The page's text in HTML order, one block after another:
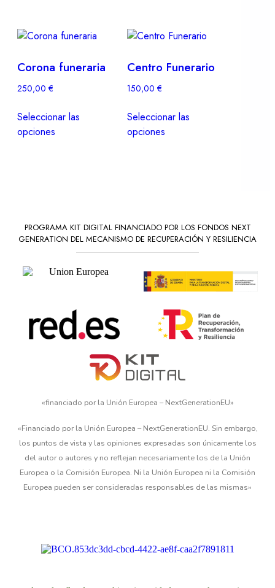
Corona funeraria
250,00 €
Seleccionar las
opciones
Centro Funerario
150,00 €
Seleccionar las
opciones
PROGRAMA KIT DIGITAL FINANCIADO POR LOS FONDOS NEXT
GENERATION DEL MECANISMO DE RECUPERACIÓN Y RESILIENCIA
«financiado por la Unión Europea – NextGenerationEU»
«Financiado por la Unión Europea – NextGenerationEU. Sin embargo,
los puntos de vista y las opiniones expresadas son únicamente los
del autor o autores y no reflejan necesariamente los de la Unión
Europea o la Comisión Europea. Ni la Unión Europea ni la Comisión
Europea pueden ser consideradas responsables de las mismas»